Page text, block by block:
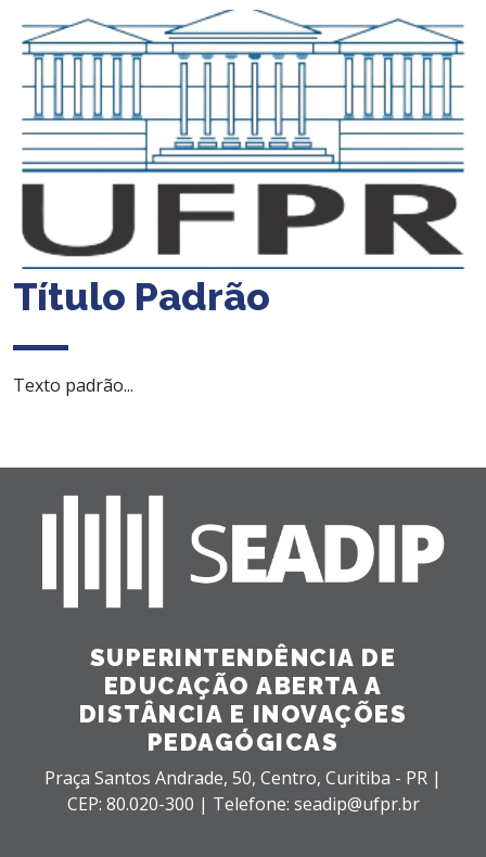
Título Padrão
Texto padrão...
SUPERINTENDÊNCIA DE
EDUCAÇÃO ABERTA A
DISTÂNCIA E INOVAÇÕES
PEDAGÓGICAS
Praça Santos Andrade, 50, Centro, Curitiba - PR |
CEP: 80.020-300 | Telefone: seadip@ufpr.br